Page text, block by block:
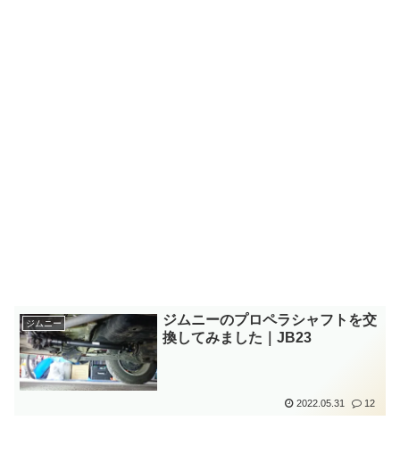
ジムニー
ジムニーのプロペラシャフトを交
換してみました｜JB23
2022.05.31 12